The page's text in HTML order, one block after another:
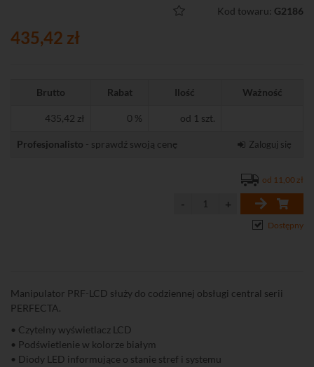
Kod towaru: G2186
435,42 zł
Brutto Rabat Ilość Ważność
435,42 zł 0 % od 1 szt.
Profesjonalisto - sprawdź swoją cenę Zaloguj się
od 11,00 zł
Dostępny
Manipulator PRF-LCD służy do codziennej obsługi central serii
PERFECTA.
• Czytelny wyświetlacz LCD
• Podświetlenie w kolorze białym
• Diody LED informujące o stanie stref i systemu